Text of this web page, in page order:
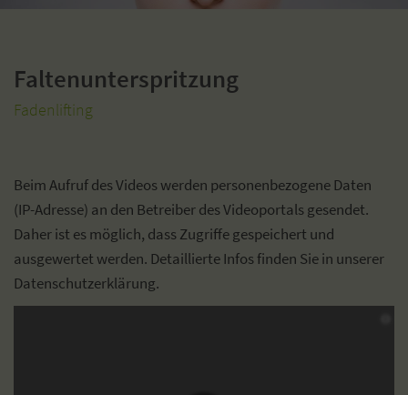
Faltenunterspritzung
Fadenlifting
Beim Aufruf des Videos werden personenbezogene Daten
(IP-Adresse) an den Betreiber des Videoportals gesendet.
Daher ist es möglich, dass Zugriffe gespeichert und
ausgewertet werden. Detaillierte Infos finden Sie in unserer
Datenschutzerklärung.